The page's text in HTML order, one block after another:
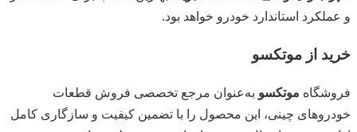
و عملکرد استاندارد خودرو خواهد بود.
خرید از موتکسو
فروشگاه موتکسو به‌عنوان مرجع تخصصی فروش قطعات
خودروهای چینی، این محصول را با تضمین کیفیت و سازگاری کامل